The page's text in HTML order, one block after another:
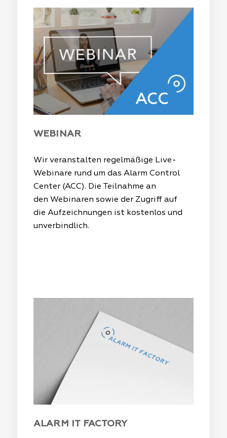
WEBINAR
Wir veranstalten regelmäßige Live-
Webinare rund um das Alarm Control
Center (ACC). Die Teilnahme an
den Webinaren sowie der Zugriff auf
die Aufzeichnungen ist kostenlos und
unverbindlich.
ALARM IT FACTORY